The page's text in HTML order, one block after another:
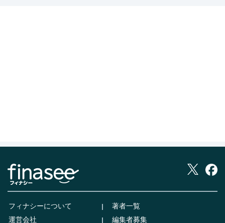
フィナシーについて
著者一覧
運営会社
編集者募集